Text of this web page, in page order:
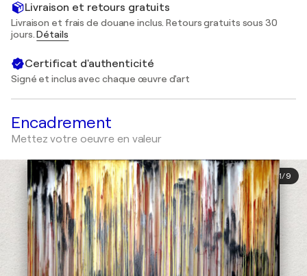
Livraison et retours gratuits
Livraison et frais de douane inclus. Retours gratuits sous 30
jours.Détails
Certificat d'authenticité
Signé et inclus avec chaque œuvre d'art
Encadrement
Mettez votre oeuvre en valeur
1/9